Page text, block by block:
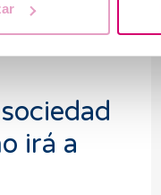
ser una gran
más el
irá a